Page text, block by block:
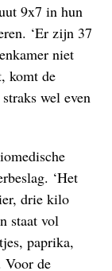
9x7 in hun
‘Er zijn 37
niet
komt de
wel even
‘Het
drie kilo
staat vol
paprika,
Voor de